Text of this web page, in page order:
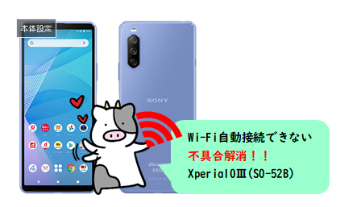
本体設定